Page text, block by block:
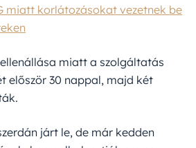
miatt korlátozásokat vezetnek be
miatt a szolgáltatás
először 30 nappal, majd két
járt le, de már kedden